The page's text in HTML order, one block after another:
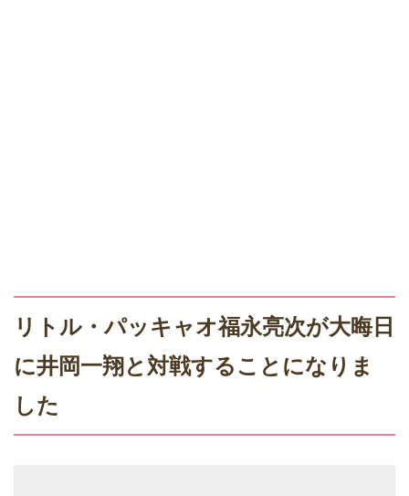
リトル・パッキャオ福永亮次が大晦日
に井岡一翔と対戦することになりま
した